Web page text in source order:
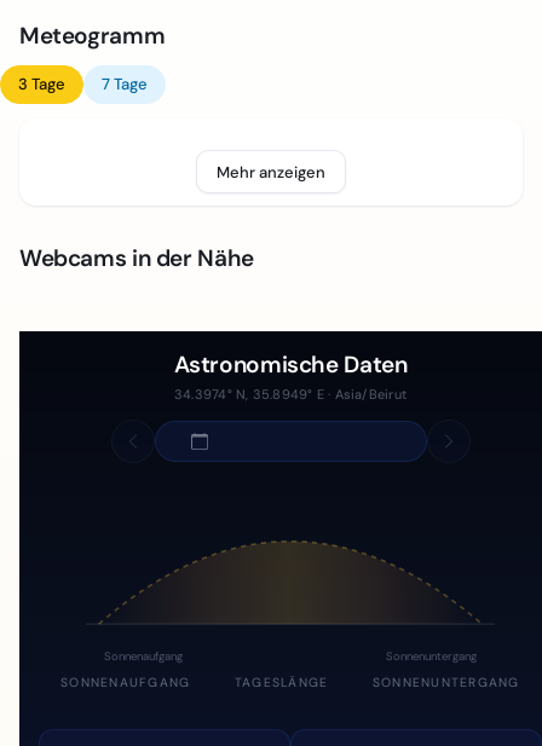
Meteogramm
3 Tage 7 Tage
Mehr anzeigen
Webcams in der Nähe
Astronomische Daten
34.3974° N, 35.8949° E · Asia/Beirut
Sonnenaufgang Sonnenuntergang
SONNENAUFGANG TAGESLÄNGE SONNENUNTERGANG